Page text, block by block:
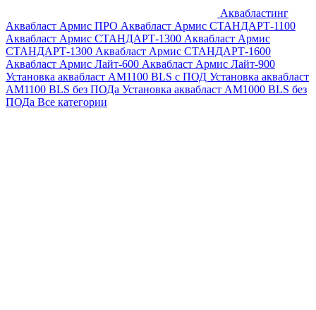
Аквабластинг
Аквабласт Армис ПРО Аквабласт Армис СТАНДАРТ-1100
Аквабласт Армис СТАНДАРТ-1300 Аквабласт Армис
СТАНДАРТ-1300 Аквабласт Армис СТАНДАРТ-1600
Аквабласт Армис Лайт-600 Аквабласт Армис Лайт-900
Установка аквабласт AM1100 BLS с ПОД Установка аквабласт
AM1100 BLS без ПОДа Установка аквабласт AM1000 BLS без
ПОДа Все категории